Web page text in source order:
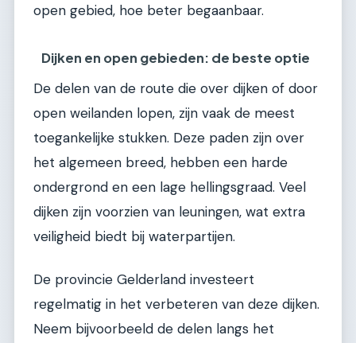
open gebied, hoe beter begaanbaar.
Dijken en open gebieden: de beste optie
De delen van de route die over dijken of door
open weilanden lopen, zijn vaak de meest
toegankelijke stukken. Deze paden zijn over
het algemeen breed, hebben een harde
ondergrond en een lage hellingsgraad. Veel
dijken zijn voorzien van leuningen, wat extra
veiligheid biedt bij waterpartijen.
De provincie Gelderland investeert
regelmatig in het verbeteren van deze dijken.
Neem bijvoorbeeld de delen langs het